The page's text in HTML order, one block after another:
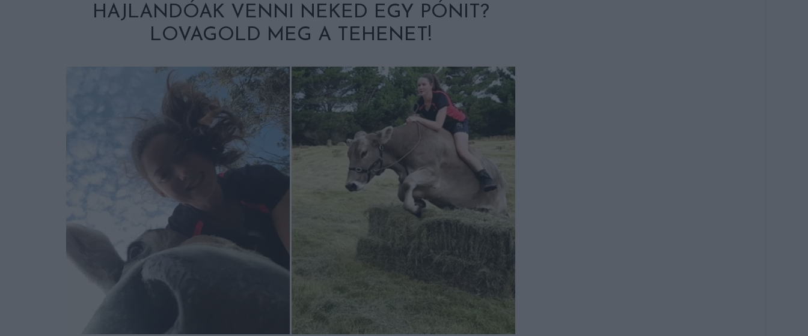
HAJLANDÓAK VENNI NEKED EGY PÓNIT?
LOVAGOLD MEG A TEHENET!